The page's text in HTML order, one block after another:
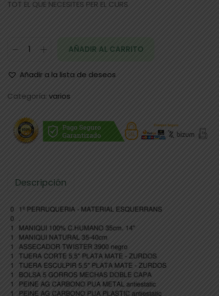
TOT EL QUE NECESITES PER EL CURS
AÑADIR AL CARRITO
Añadir a la lista de deseos
Categoría: varios
Descripción